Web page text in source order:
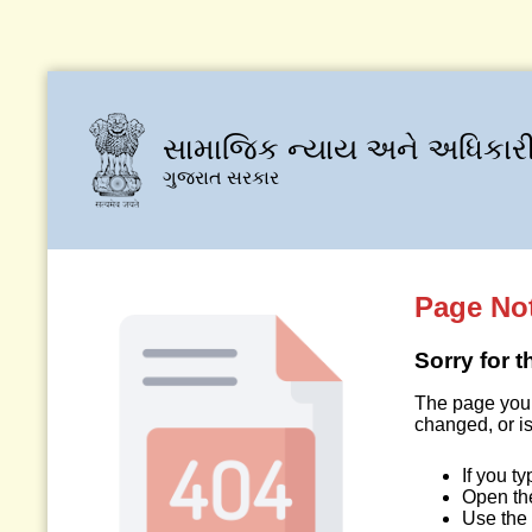
સામાજિક ન્યાય અને
ગુજરાત સરકાર
Page
Sorry for
The page
changed, or
If you
Open
Use